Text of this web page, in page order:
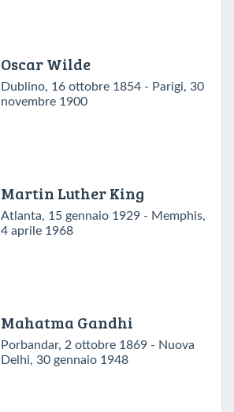
Oscar Wilde
Dublino, 16 ottobre 1854 - Parigi, 30
novembre 1900
Martin Luther King
Atlanta, 15 gennaio 1929 - Memphis,
4 aprile 1968
Mahatma Gandhi
Porbandar, 2 ottobre 1869 - Nuova
Delhi, 30 gennaio 1948